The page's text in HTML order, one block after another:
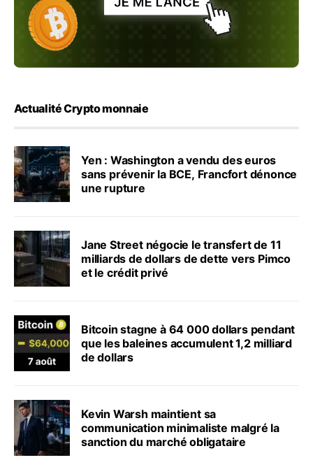
Actualité Crypto monnaie
Yen : Washington a vendu des euros
sans prévenir la BCE, Francfort dénonce
une rupture
Jane Street négocie le transfert de 11
milliards de dollars de dette vers Pimco
et le crédit privé
Bitcoin stagne à 64 000 dollars pendant
que les baleines accumulent 1,2 milliard
de dollars
Kevin Warsh maintient sa
communication minimaliste malgré la
sanction du marché obligataire